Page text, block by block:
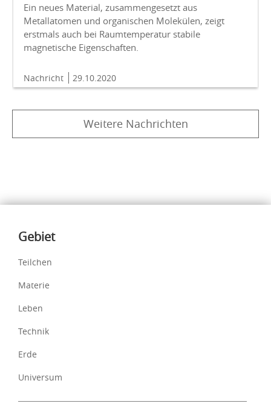
Ein neues Material, zusammengesetzt aus
Metallatomen und organischen Molekülen, zeigt
erstmals auch bei Raumtemperatur stabile
magnetische Eigenschaften.
Nachricht 29.10.2020
Weitere Nachrichten
Inhalte
Gebiet
Teilchen
Materie
Leben
Technik
Erde
Universum